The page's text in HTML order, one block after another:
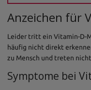
Anzeichen für
Leider tritt ein Vitamin-D-
häufig nicht direkt
zu Mensch und treten
Symptome bei